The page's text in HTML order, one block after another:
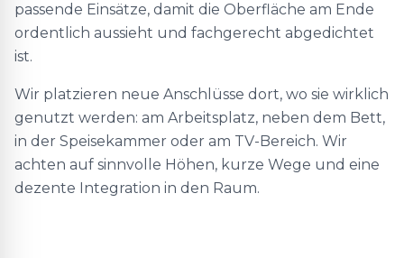
passende Einsätze, damit die Oberfläche am Ende
ordentlich aussieht und fachgerecht abgedichtet
ist.
Wir platzieren neue Anschlüsse dort, wo sie wirklich
genutzt werden: am Arbeitsplatz, neben dem Bett,
in der Speisekammer oder am TV-Bereich. Wir
achten auf sinnvolle Höhen, kurze Wege und eine
dezente Integration in den Raum.